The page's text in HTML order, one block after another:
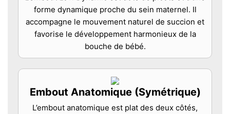
forme dynamique proche du sein maternel. Il
accompagne le mouvement naturel de succion et
favorise le développement harmonieux de la
bouche de bébé.
Embout Anatomique (Symétrique)
L’embout anatomique est plat des deux côtés,